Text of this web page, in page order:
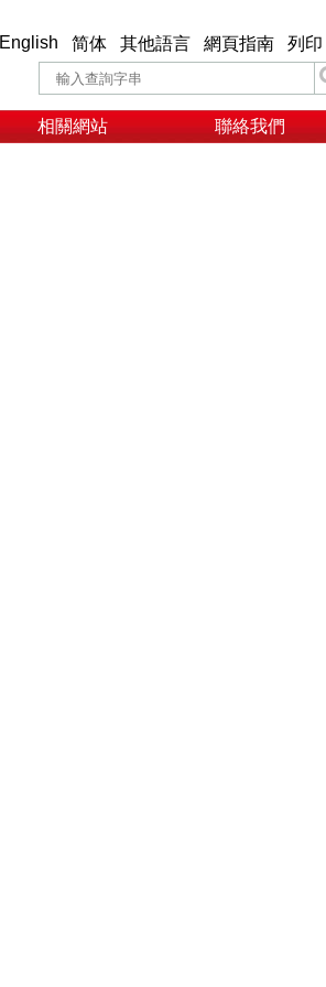
English 简体 其他語言 網頁指南 列印
相關網站 聯絡我們